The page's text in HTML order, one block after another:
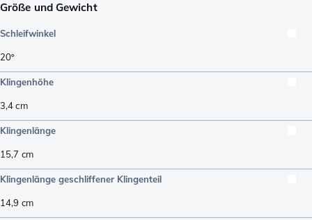
Größe und Gewicht
Schleifwinkel
20º
Klingenhöhe
3,4cm
Klingenlänge
15,7 cm
Klingenlänge geschliffener Klingenteil
14,9 cm